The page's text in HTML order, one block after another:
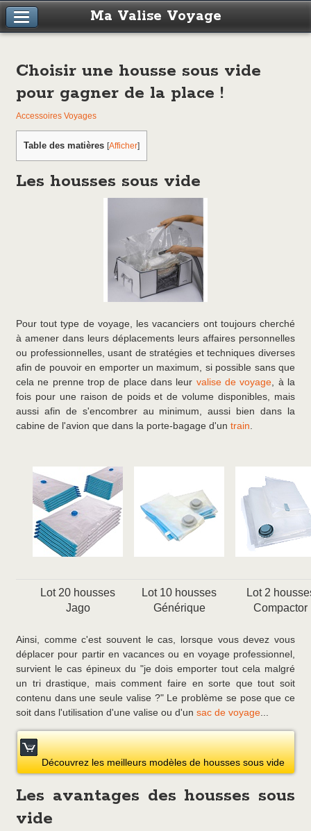
Ma Valise Voyage
Choisir une housse sous vide
pour gagner de la place !
Accessoires Voyages
Table des matières [Afficher]
Les housses sous vide
Pour tout type de voyage, les vacanciers ont toujours cherché
à amener dans leurs déplacements leurs affaires personnelles
ou professionnelles, usant de stratégies et techniques diverses
afin de pouvoir en emporter un maximum, si possible sans que
cela ne prenne trop de place dans leur valise de voyage, à la
fois pour une raison de poids et de volume disponibles, mais
aussi afin de s'encombrer au minimum, aussi bien dans la
cabine de l'avion que dans la porte-bagage d'un train.
Lot 20 housses
Jago
Lot 10 housses
Générique
Lot 2
Compactor
Ainsi, comme c'est souvent le cas, lorsque vous devez vous
déplacer pour partir en vacances ou en voyage professionnel,
survient le cas épineux du "je dois emporter tout cela malgré
un tri drastique, mais comment faire en sorte que tout soit
contenu dans une seule valise ?" Le problème se pose que ce
soit dans l'utilisation d'une valise ou d'un sac de voyage...
Découvrez les meilleurs modèles de housses sous vide
Les avantages des housses sous
vide